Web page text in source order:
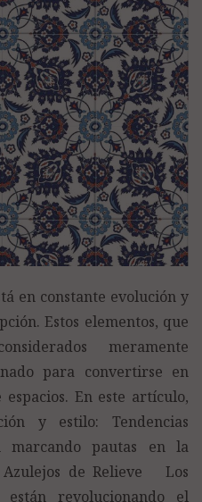
en constante evolución y
Estos elementos, que
meramente
para convertirse en
En este artículo,
y estilo: Tendencias
marcando pautas en la
de Relieve Los
están revolucionando el